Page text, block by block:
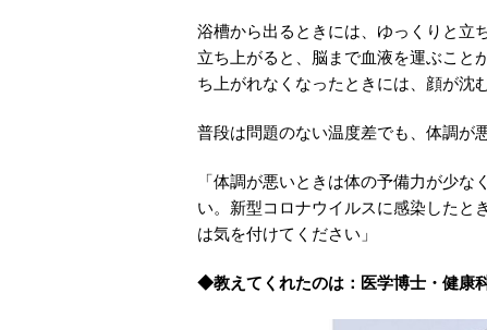
浴槽から出るときには、ゆっくりと立
立ち上がると、脳まで血液を運ぶこと
ち上がれなくなったときには、顔が沈
普段は問題のない温度差でも、体調が
「体調が悪いときは体の予備力が少
い。新型コロナウイルスに感染したと
は気を付けてください」
◆教えてくれたのは：医学博士・健康